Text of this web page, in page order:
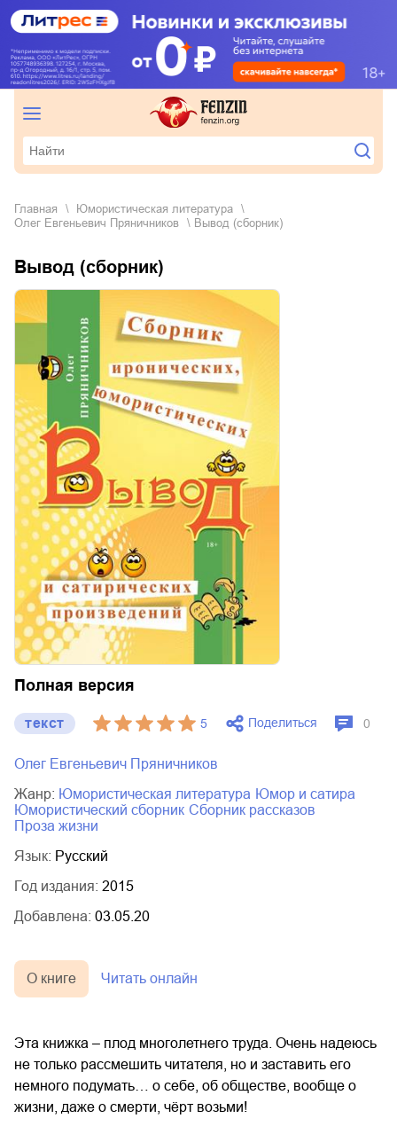
Главная
юмористическая литература
Олег Евгеньевич Пряничников
Вывод (сборник)
Вывод (сборник)
Полная версия
текст 5 Поделиться 0
Олег Евгеньевич Пряничников
Жанр:
юмористическая литература
юмор и сатира
юмористический сборник
сборник рассказов
проза жизни
Язык: Русский
Год издания: 2015
Добавлена: 03.05.20
О книге Читать онлайн
Эта книжка – плод многолетнего труда. Очень надеюсь
не только рассмешить читателя, но и заставить его
немного подумать… о себе, об обществе, вообще о
жизни, даже о смерти, чёрт возьми!